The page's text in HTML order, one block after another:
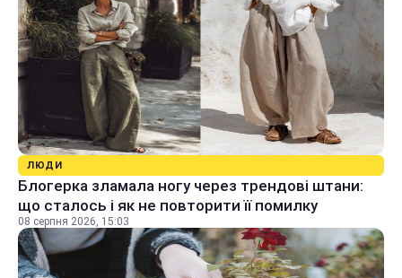
ЛЮДИ
Блогерка зламала ногу через трендові штани:
що сталось і як не повторити її помилку
08 серпня 2026, 15:03